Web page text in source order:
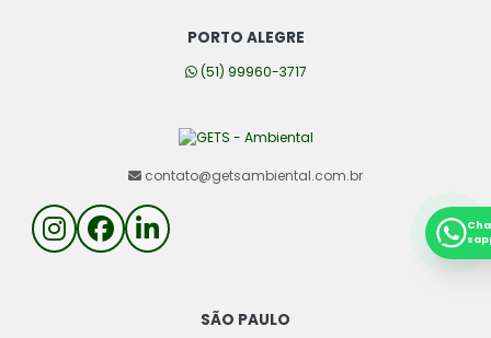
PORTO ALEGRE
(51) 99960-3717
contato@getsambiental.com.br
SÃO PAULO